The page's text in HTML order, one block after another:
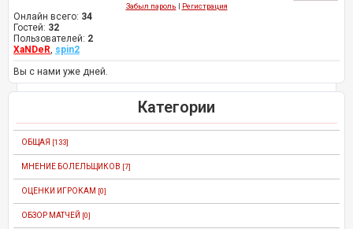
Забыл пароль | Регистрация
Онлайн всего: 34
Гостей: 32
Пользователей: 2
XaNDeR, spin2
Вы с нами уже дней.
Категории
ОБЩАЯ [133]
МНЕНИЕ БОЛЕЛЬЩИКОВ [7]
ОЦЕНКИ ИГРОКАМ [0]
ОБЗОР МАТЧЕЙ [0]